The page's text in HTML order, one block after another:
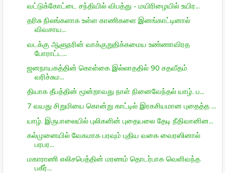
வட்டுக்கோட்டை சந்தியில் விபத்து - மயிரிழையில் உயிர...
தரிசு நிலங்களாக உள்ள காணிகளை இனங்காட்டினால்
விவசாய...
வடக்கு ஆளுநரின் வாக்குறுதிக்கமைய உண்ணாவிரத
போராட்ட...
ஜனநாயகத்தின் கொள்கை இல்லாததில் 90 சதவீதம்
வரிச்சும...
தியாக தீபத்தின் மூன்றாவது நாள் நினைவேந்தல் யாழ். ப...
7 வயது சிறுமியை கொன்று காட்டில் இரகசியமான புதைத்த ...
யாழ். இருபாலையில் புலிகளின் புதையலை தேடி நீதிவானின...
கல்முனையில் வேகமாக பரவும் புதிய வகை வைரஸினால்
பரபர...
மகாராணி எலிசபெத்தின் மரணம் தொடர்பாக வெளிவந்த
பகீர்...